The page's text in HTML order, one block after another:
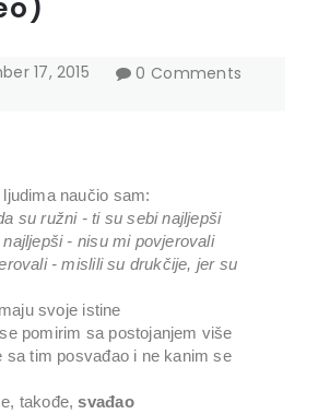
17, 2015 0 Comments
ljudima naučio sam:
su ružni - ti su sebi najljepši
- nisu mi povjerovali
- mislili su drukčije, jer su
svoje istine
pomirim sa postojanjem više
sa tim posvađao i ne kanim se
takođe,svađao